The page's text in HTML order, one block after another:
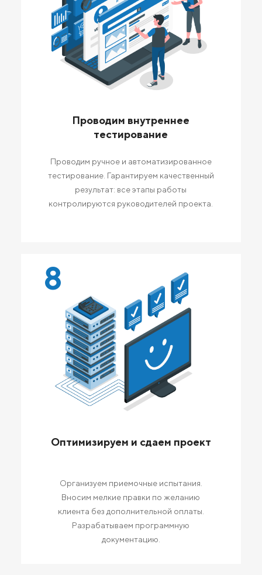
Проводим внутреннее
тестирование
Проводим ручное и автоматизированное
тестирование. Гарантируем качественный
результат: все этапы работы
контролируются руководителей проекта.
8
Оптимизируем и сдаем проект
Организуем приемочные испытания.
Вносим мелкие правки по желанию
клиента без дополнительной оплаты.
Разрабатываем программную
документацию.